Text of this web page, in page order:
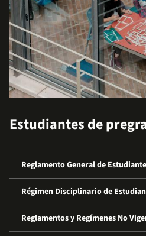
Estudiantes de
Reglamento General de
Régimen Disciplinario de
Reglamentos y Regímenes No